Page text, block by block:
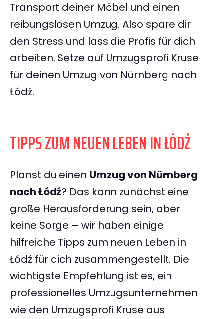
Transport deiner Möbel und einen
reibungslosen Umzug. Also spare dir
den Stress und lass die Profis für dich
arbeiten. Setze auf Umzugsprofi Kruse
für deinen Umzug von Nürnberg nach
Łódź.
TIPPS ZUM NEUEN LEBEN IN ŁÓDŹ
Planst du einen Umzug von Nürnberg
nach Łódź? Das kann zunächst eine
große Herausforderung sein, aber
keine Sorge – wir haben einige
hilfreiche Tipps zum neuen Leben in
Łódź für dich zusammengestellt. Die
wichtigste Empfehlung ist es, ein
professionelles Umzugsunternehmen
wie den Umzugsprofi Kruse aus